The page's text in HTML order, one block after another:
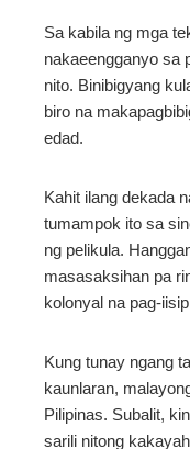
Sa kabila ng mga
nakaeengganyo sa
nito. Binibigyang
biro na
edad.
Kahit ilang dekada
tumampok ito sa
ng pelikula.
masasaksihan pa
kolonyal na pag-
Kung tunay ngang
kaunlaran,
Pilipinas. Subalit,
sarili nitong